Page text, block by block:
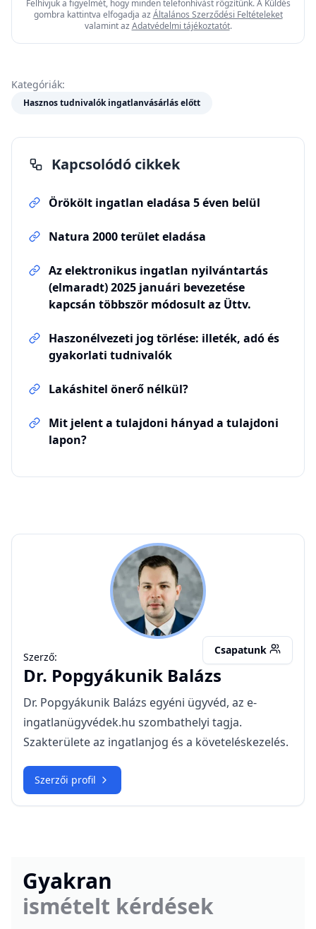
Felhívjuk a figyelmét, hogy minden telefonhívást rögzítünk. A Küldés
gombra kattintva elfogadja az Általános Szerződési Feltételeket
valamint az Adatvédelmi tájékoztatót.
Kategóriák:
Hasznos tudnivalók ingatlanvásárlás előtt
Kapcsolódó cikkek
Örökölt ingatlan eladása 5 éven belül
Natura 2000 terület eladása
Az elektronikus ingatlan nyilvántartás
(elmaradt) 2025 januári bevezetése
kapcsán többször módosult az Üttv.
Haszonélvezeti jog törlése: illeték, adó és
gyakorlati tudnivalók
Lakáshitel önerő nélkül?
Mit jelent a tulajdoni hányad a tulajdoni
lapon?
PB
Szerző:
Csapatunk
Dr. Popgyákunik Balázs
Dr. Popgyákunik Balázs egyéni ügyvéd, az e-
ingatlanügyvédek.hu szombathelyi tagja.
Szakterülete az ingatlanjog és a követeléskezelés.
Szerzői profil
Gyakran
ismételt kérdések